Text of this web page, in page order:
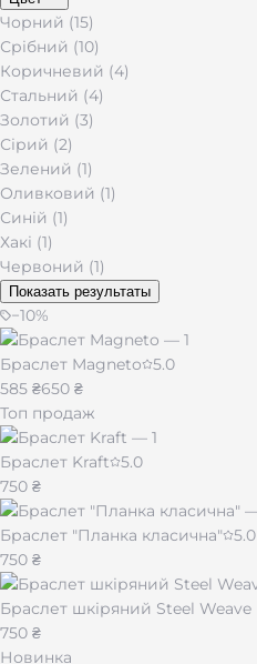
Чорний (15)
Срібний (10)
Коричневий (4)
Стальний (4)
Золотий (3)
Сірий (2)
Зелений (1)
Оливковий (1)
Синій (1)
Хакі (1)
Червоний (1)
Показать результаты
−10%
Браслет Magneto
5.0
585 ₴650 ₴
Топ продаж
Браслет Kraft
5.0
750 ₴
Браслет "Планка класична"
5.0
750 ₴
Браслет шкіряний Steel Weave
750 ₴
Новинка